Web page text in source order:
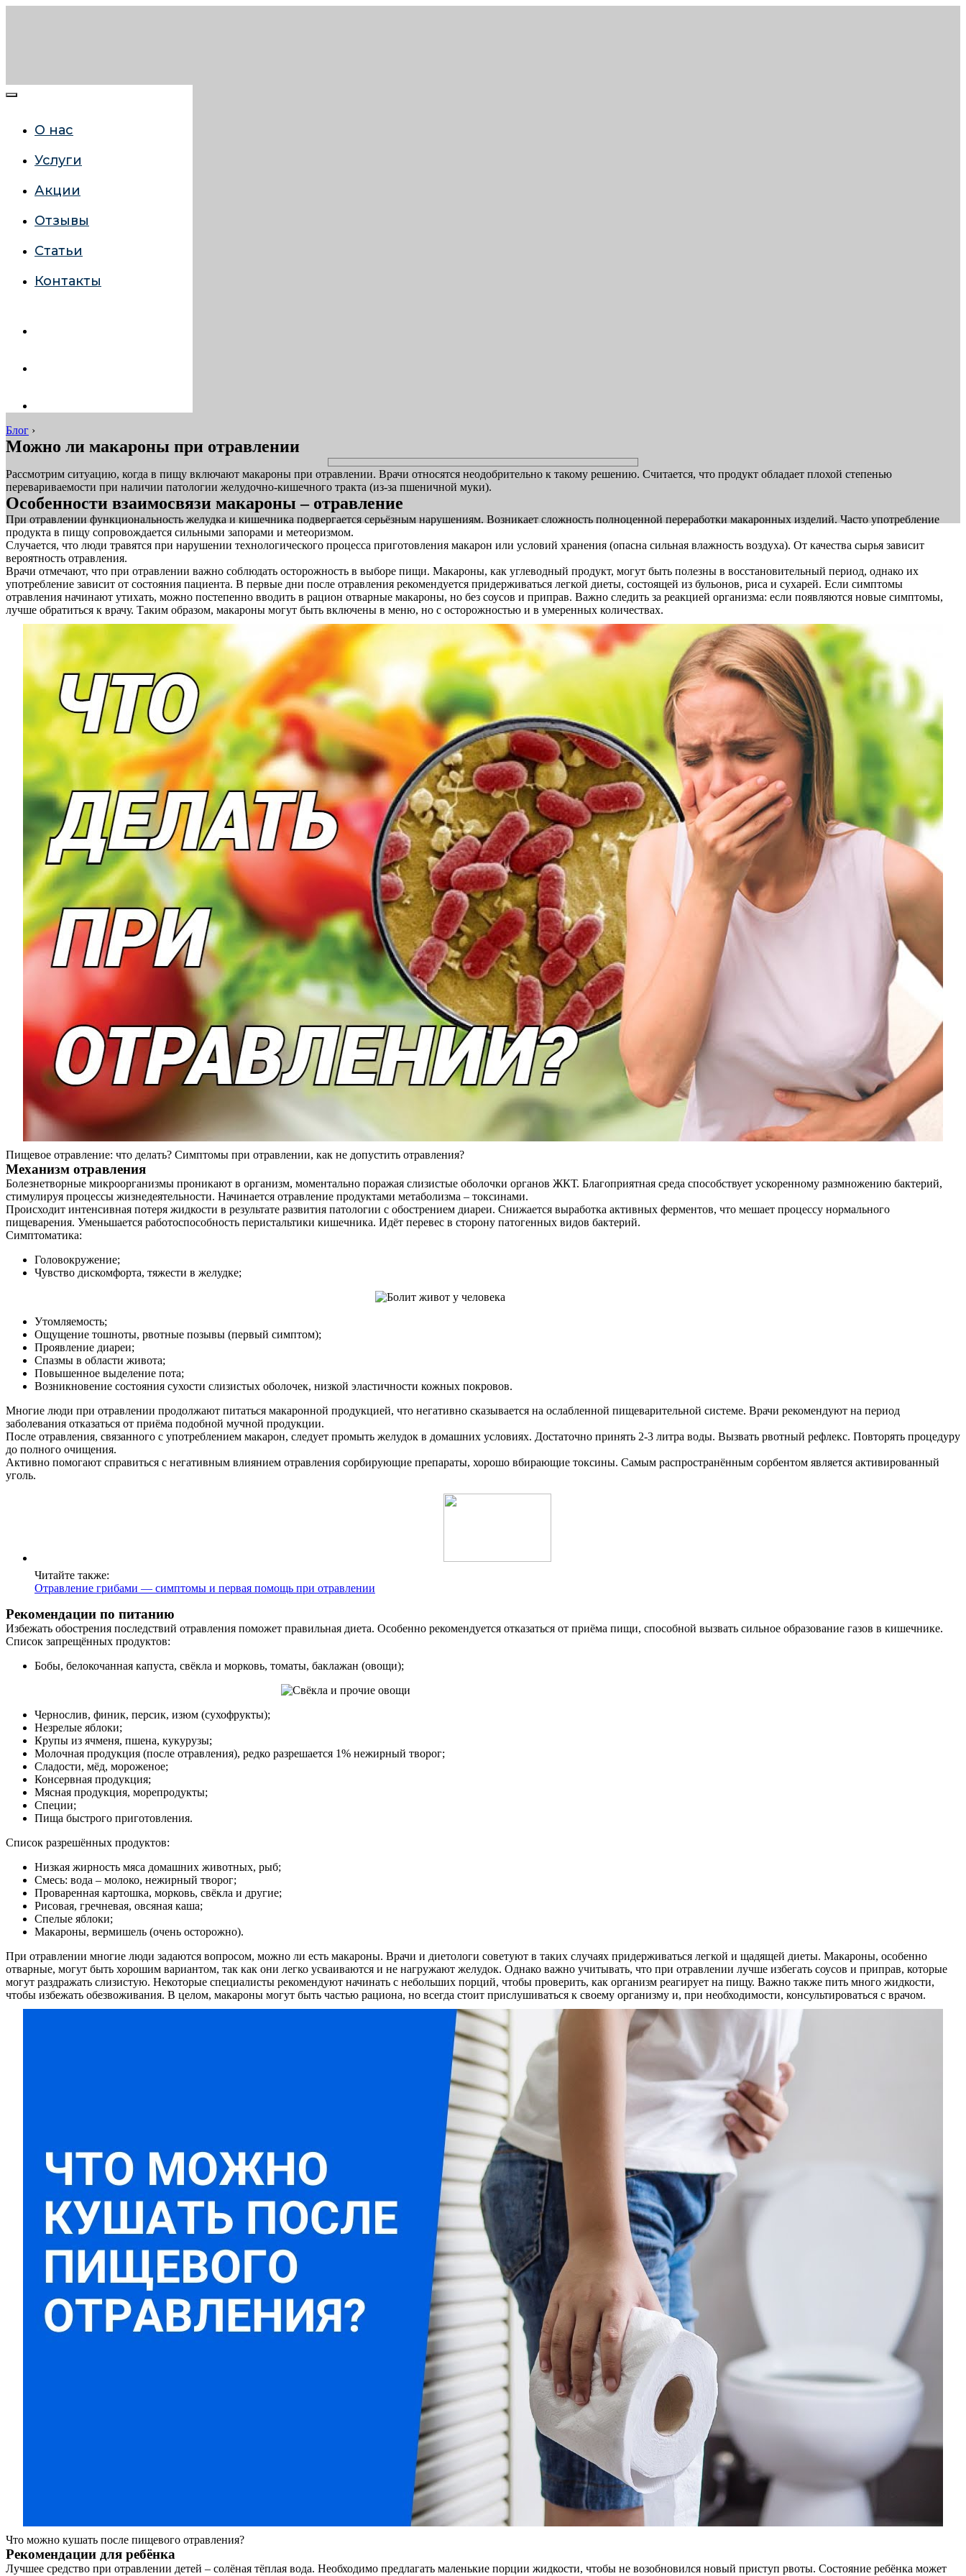
О нас
Услуги
Акции
Контакты
О нас
Услуги
Акции
Отзывы
Статьи
Контакты
Блог ›
Можно ли макароны при отравлении
Рассмотрим ситуацию, когда в пищу включают макароны при отравлении. Врачи относятся неодобрительно к такому решению. Считается, что продукт обладает плохой степенью
перевариваемости при наличии патологии желудочно-кишечного тракта (из-за пшеничной муки).
Особенности взаимосвязи макароны – отравление
При отравлении функциональность желудка и кишечника подвергается серьёзным нарушениям. Возникает сложность полноценной переработки макаронных изделий. Часто употребление
продукта в пищу сопровождается сильными запорами и метеоризмом.
Случается, что люди травятся при нарушении технологического процесса приготовления макарон или условий хранения (опасна сильная влажность воздуха). От качества сырья зависит
вероятность отравления.
Врачи отмечают, что при отравлении важно соблюдать осторожность в выборе пищи. Макароны, как углеводный продукт, могут быть полезны в восстановительный период, однако их
употребление зависит от состояния пациента. В первые дни после отравления рекомендуется придерживаться легкой диеты, состоящей из бульонов, риса и сухарей. Если симптомы
отравления начинают утихать, можно постепенно вводить в рацион отварные макароны, но без соусов и приправ. Важно следить за реакцией организма: если появляются новые симптомы,
лучше обратиться к врачу. Таким образом, макароны могут быть включены в меню, но с осторожностью и в умеренных количествах.
Пищевое отравление: что делать? Симптомы при отравлении, как не допустить отравления?
Механизм отравления
Болезнетворные микроорганизмы проникают в организм, моментально поражая слизистые оболочки органов ЖКТ. Благоприятная среда способствует ускоренному размножению бактерий,
стимулируя процессы жизнедеятельности. Начинается отравление продуктами метаболизма – токсинами.
Происходит интенсивная потеря жидкости в результате развития патологии с обострением диареи. Снижается выработка активных ферментов, что мешает процессу нормального
пищеварения. Уменьшается работоспособность перистальтики кишечника. Идёт перевес в сторону патогенных видов бактерий.
Симптоматика:
Головокружение;
Чувство дискомфорта, тяжести в желудке;
Утомляемость;
Ощущение тошноты, рвотные позывы (первый симптом);
Проявление диареи;
Спазмы в области живота;
Повышенное выделение пота;
Возникновение состояния сухости слизистых оболочек, низкой эластичности кожных покровов.
Многие люди при отравлении продолжают питаться макаронной продукцией, что негативно сказывается на ослабленной пищеварительной системе. Врачи рекомендуют на период
заболевания отказаться от приёма подобной мучной продукции.
После отравления, связанного с употреблением макарон, следует промыть желудок в домашних условиях. Достаточно принять 2-3 литра воды. Вызвать рвотный рефлекс. Повторять процедуру
до полного очищения.
Активно помогают справиться с негативным влиянием отравления сорбирующие препараты, хорошо вбирающие токсины. Самым распространённым сорбентом является активированный
уголь.
Читайте также:
Отравление грибами — симптомы и первая помощь при отравлении
Рекомендации по питанию
Избежать обострения последствий отравления поможет правильная диета. Особенно рекомендуется отказаться от приёма пищи, способной вызвать сильное образование газов в кишечнике.
Список запрещённых продуктов:
Бобы, белокочанная капуста, свёкла и морковь, томаты, баклажан (овощи);
Чернослив, финик, персик, изюм (сухофрукты);
Незрелые яблоки;
Крупы из ячменя, пшена, кукурузы;
Молочная продукция (после отравления), редко разрешается 1% нежирный творог;
Сладости, мёд, мороженое;
Консервная продукция;
Мясная продукция, морепродукты;
Специи;
Пища быстрого приготовления.
Список разрешённых продуктов:
Низкая жирность мяса домашних животных, рыб;
Смесь: вода – молоко, нежирный творог;
Проваренная картошка, морковь, свёкла и другие;
Рисовая, гречневая, овсяная каша;
Спелые яблоки;
Макароны, вермишель (очень осторожно).
При отравлении многие люди задаются вопросом, можно ли есть макароны. Врачи и диетологи советуют в таких случаях придерживаться легкой и щадящей диеты. Макароны, особенно
отварные, могут быть хорошим вариантом, так как они легко усваиваются и не нагружают желудок. Однако важно учитывать, что при отравлении лучше избегать соусов и приправ, которые
могут раздражать слизистую. Некоторые специалисты рекомендуют начинать с небольших порций, чтобы проверить, как организм реагирует на пищу. Важно также пить много жидкости,
чтобы избежать обезвоживания. В целом, макароны могут быть частью рациона, но всегда стоит прислушиваться к своему организму и, при необходимости, консультироваться с врачом.
Что можно кушать после пищевого отравления?
Рекомендации для ребёнка
Лучшее средство при отравлении детей – солёная тёплая вода. Необходимо предлагать маленькие порции жидкости, чтобы не возобновился новый приступ рвоты. Состояние ребёнка может